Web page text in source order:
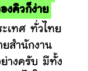
งคิวก็ง่าย
ทศ ทั่วไทย
สำนักงาน
างครับ มีทั้ง